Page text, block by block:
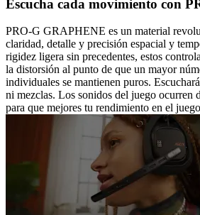
Escucha cada movimiento con
PRO-G GRAPHENE es un material
claridad, detalle y precisión espacial y
rigidez ligera sin precedentes, estos
la distorsión al punto de que un mayor
individuales se mantienen puros.
ni mezclas. Los sonidos del juego ocurren
para que mejores tu rendimiento en el